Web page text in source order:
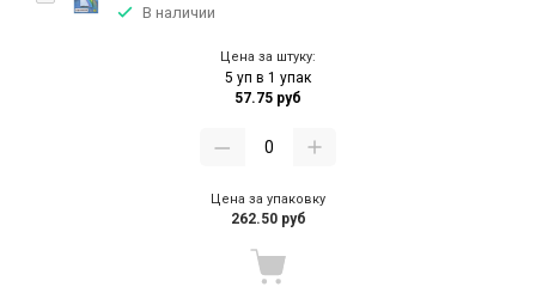
В наличии
Цена за штуку:
5 уп в 1 упак
57.75 руб
Цена за упаковку
262.50 руб